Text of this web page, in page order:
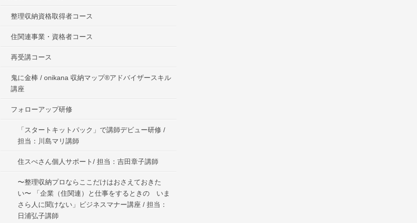
整理収納資格取得者コース
住関連事業・資格者コース
再受講コース
鬼に金棒 / onikana 収納マップ®アドバイザースキル
講座
フォローアップ研修
「スタートキットパック」で講師デビュー研修 /
担当：川島マリ講師
住スぺさん個人サポート/ 担当：吉田章子講師
〜整理収納プロならここだけはおさえておきた
い〜 「企業（住関連）と仕事をするときの いま
さら人に聞けない」ビジネスマナー講座 / 担当：
日浦弘子講師